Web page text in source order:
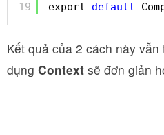
19
export default
Kết quả của 2 cách này
dụng Context sẽ đơn giản